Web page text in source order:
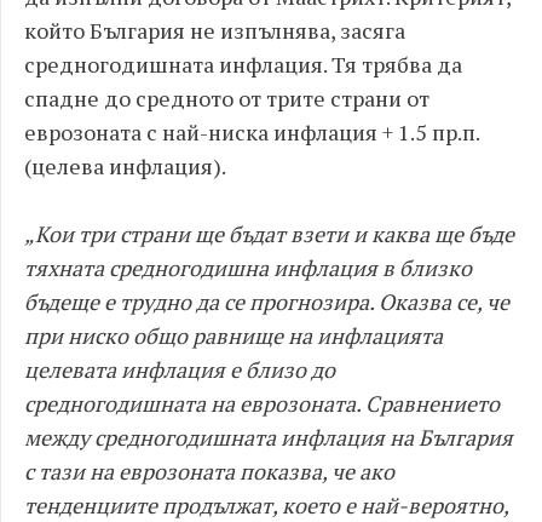
който България не изпълнява, засяга
средногодишната инфлация. Тя трябва да
спадне до средното от трите страни от
еврозоната с най-ниска инфлация + 1.5 пр.п.
(целева инфлация).
„Кои три страни ще бъдат взети и каква ще бъде
тяхната средногодишна инфлация в близко
бъдеще е трудно да се прогнозира. Оказва се, че
при ниско общо равнище на инфлацията
целевата инфлация е близо до
средногодишната на еврозоната. Сравнението
между средногодишната инфлация на България
с тази на еврозоната показва, че ако
тенденциите продължат, което е най-вероятно,